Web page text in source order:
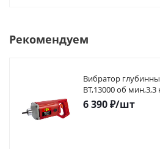
Рекомендуем
Вибратор
ВТ,13000 об мин,3,3
6 390₽/шт